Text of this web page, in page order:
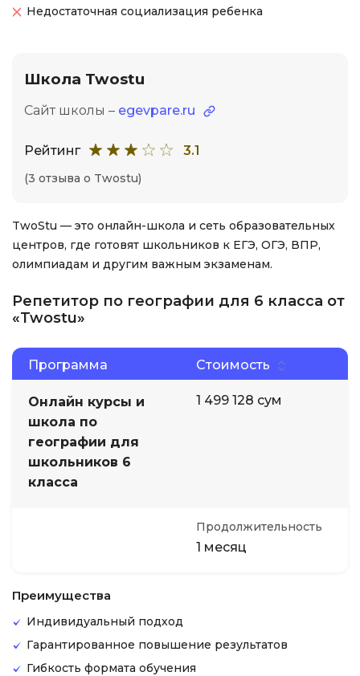
Недостаточная социализация ребенка
Школа Twostu
Сайт школы – egevpare.ru
Рейтинг 3.1
(3 отзыва о Twostu)
TwoStu — это онлайн-школа и сеть образовательных
центров, где готовят школьников к ЕГЭ, ОГЭ, ВПР,
олимпиадам и другим важным экзаменам.
Репетитор по географии для 6 класса от
«Twostu»
Программа Стоимость
Онлайн курсы и
школа по
географии для
школьников 6
класса
1 499 128 сум
Продолжительность
1 месяц
Преимущества
Индивидуальный подход
Гарантированное повышение результатов
Гибкость формата обучения